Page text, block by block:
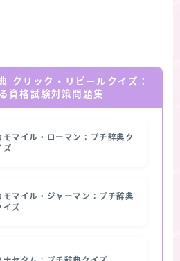
クリック・リビールクイズ：
資格試験対策問題集
モマイル・ローマン：プチ辞典ク
ズ
モマイル・ジャーマン：プチ辞典
イズ